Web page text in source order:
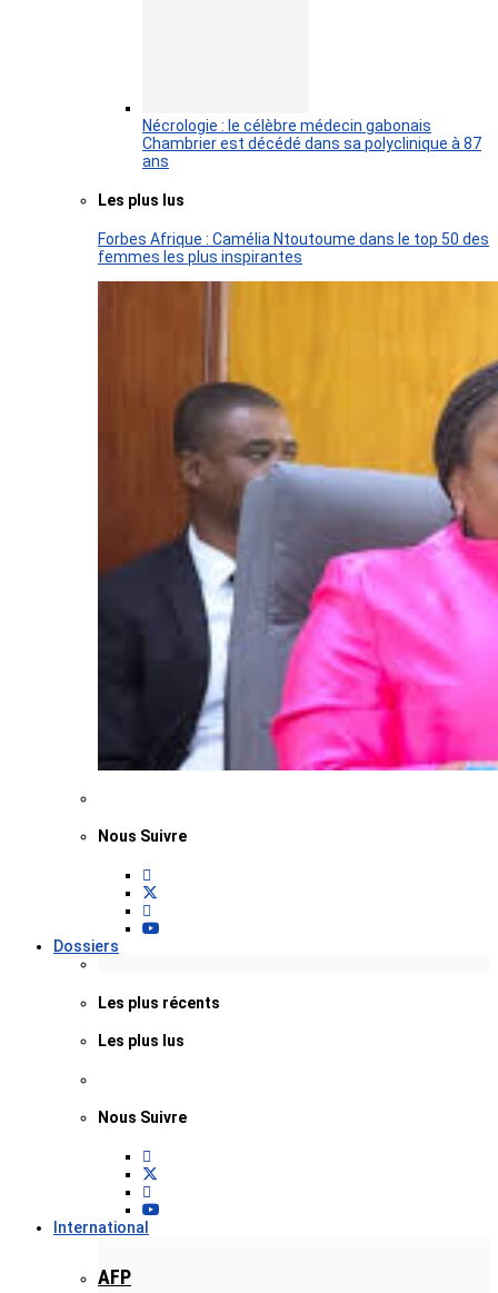
Nécrologie : le célèbre médecin gabonais
Chambrier est décédé dans sa polyclinique à 87
ans
Les plus lus
Forbes Afrique : Camélia Ntoutoume dans le top 50 des
femmes les plus inspirantes
Nous Suivre
Dossiers
Les plus récents
Les plus lus
Nous Suivre
International
AFP